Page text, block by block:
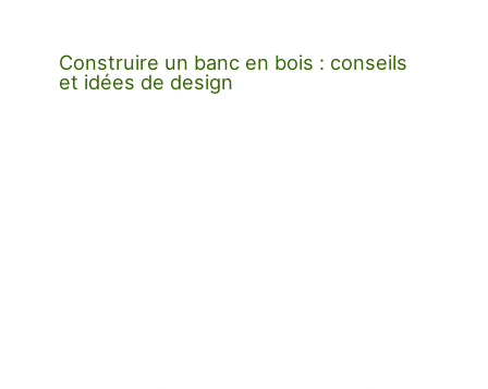
Construire un banc en bois : conseils
et idées de design